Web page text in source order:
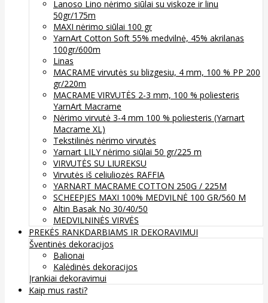
Lanoso Lino nėrimo siūlai su viskoze ir linu
50gr/175m
MAXI nėrimo siūlai 100 gr
YarnArt Cotton Soft 55% medvilnė, 45% akrilanas
100gr/600m
Linas
MACRAME virvutės su blizgesiu, 4 mm, 100 % PP 200
gr/220m
MACRAME VIRVUTĖS 2-3 mm, 100 % poliesteris
YarnArt Macrame
Nėrimo virvutė 3-4 mm 100 % poliesteris (Yarnart
Macrame XL)
Tekstilinės nėrimo virvutės
Yarnart LILY nėrimo siūlai 50 gr/225 m
VIRVUTĖS SU LIUREKSU
Virvutės iš celiuliozės RAFFIA
YARNART MACRAME COTTON 250G / 225M
SCHEEPJES MAXI 100% MEDVILNĖ 100 GR/560 M
Altin Basak No 30/40/50
MEDVILNINĖS VIRVĖS
PREKĖS RANKDARBIAMS IR DEKORAVIMUI
Šventinės dekoracijos
Balionai
Kalėdinės dekoracijos
Įrankiai dekoravimui
Kaip mus rasti?